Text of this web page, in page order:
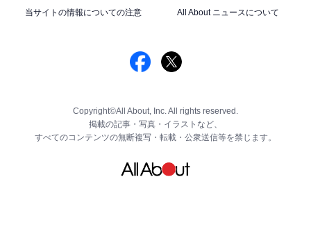
当サイトの情報についての注意
All About ニュースについて
Copyright©All About, Inc. All rights reserved.
掲載の記事・写真・イラストなど、
すべてのコンテンツの無断複写・転載・公衆送信等を禁じます。